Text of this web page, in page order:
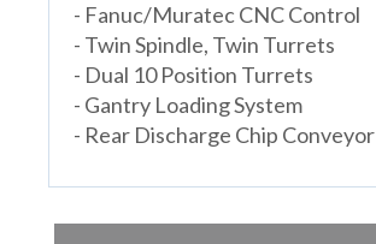
- Fanuc/Muratec CNC Control
- Twin Spindle, Twin Turrets
- Dual 10 Position Turrets
- Gantry Loading System
- Rear Discharge Chip Conveyor